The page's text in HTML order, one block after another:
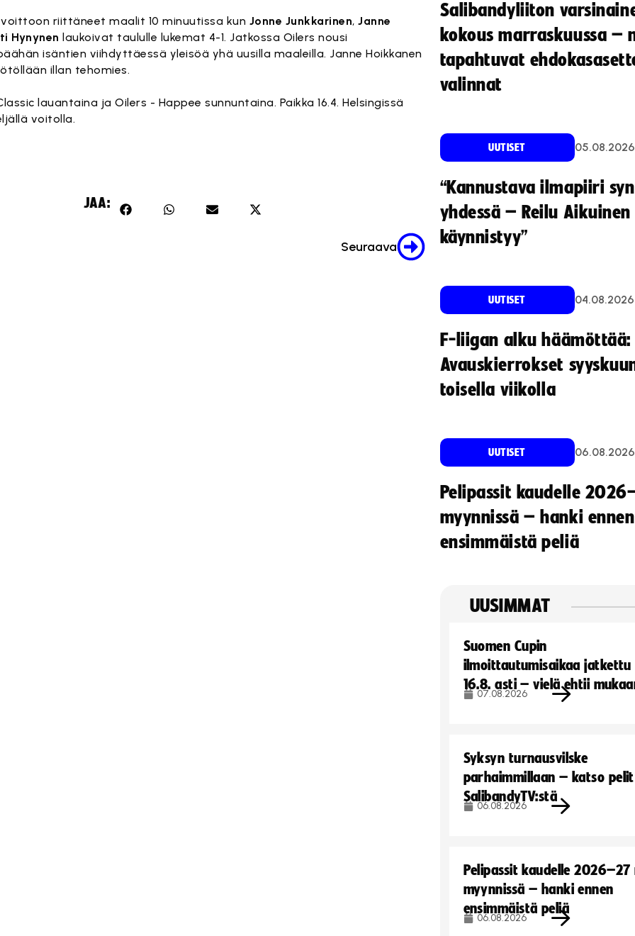
riittäneet maalit 10 minuutissa kun Jonne Junkkarinen,Janne
Hynynen laukoivat taululle lukemat 4-1. Jatkossa Oilers nousi
isäntien viihdyttäessä yleisöä yhä uusilla maaleilla. Janne Hoikkanen
illan tehomies.
lauantaina ja Oilers - Happee sunnuntaina. Paikka 16.4. Helsingissä
voitolla.
JAA:
Seuraava
Salibandyliiton
kokous marraskuussa –
tapahtuvat
valinnat
UUTISET 05.08.2026
“Kannustava ilmapiiri
yhdessä – Reilu
käynnistyy”
UUTISET 04.08.2026
F-liigan alku häämöttää:
Avauskierrokset
toisella viikolla
UUTISET 06.08.2026
Pelipassit kaudelle
myynnissä – hanki ennen
ensimmäistä peliä
UUSIMMAT
Suomen Cupin
ilmoittautumisaikaa jatkettu
16.8. asti – vielä ehtii
07.08.2026
Syksyn turnausvilske
parhaimmillaan – katso pelit
SalibandyTV:stä
06.08.2026
Pelipassit kaudelle
myynnissä – hanki ennen
ensimmäistä peliä
06.08.2026